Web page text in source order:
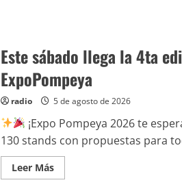
Este sábado llega la 4ta
ExpoPompeya
radio 5 de agosto de 2026
¡Expo Pompeya 2026 te
130 stands con propuestas para
Leer Más